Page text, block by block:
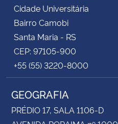
Cidade Universitária
Bairro Camobi
Santa Maria - RS
CEP: 97105-900
+55 (55) 3220-8000
GEOGRAFIA
PRÉDIO 17, SALA 1106-D